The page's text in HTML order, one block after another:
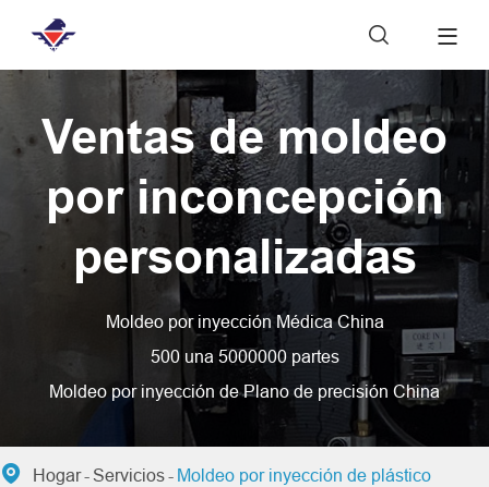

Ventas de moldeo
por inconcepción
personalizadas
Moldeo por inyección Médica China
500 una 5000000 partes
Moldeo por inyección de Plano de precisión China
 Hogar Servicios Moldeo por inyección de plástico